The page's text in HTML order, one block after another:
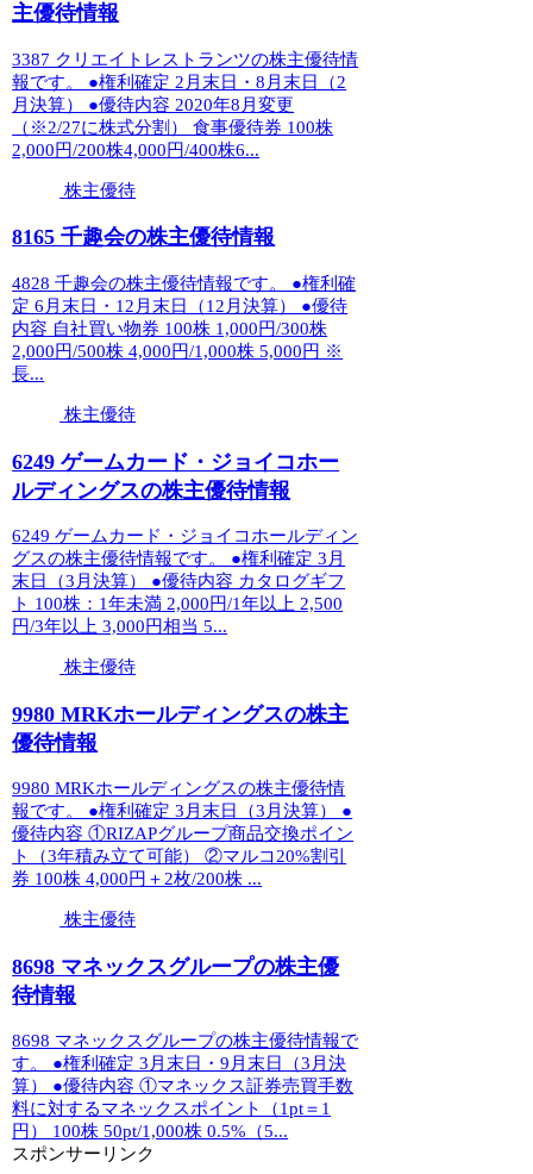
主優待情報
3387 クリエイトレストランツの株主優待情
報です。 ●権利確定 2月末日・8月末日（2
月決算） ●優待内容 2020年8月変更
（※2/27に株式分割） 食事優待券 100株
2,000円/200株4,000円/400株6...
株主優待
8165 千趣会の株主優待情報
4828 千趣会の株主優待情報です。 ●権利確
定 6月末日・12月末日（12月決算） ●優待
内容 自社買い物券 100株 1,000円/300株
2,000円/500株 4,000円/1,000株 5,000円 ※
長...
株主優待
6249 ゲームカード・ジョイコホー
ルディングスの株主優待情報
6249 ゲームカード・ジョイコホールディン
グスの株主優待情報です。 ●権利確定 3月
末日（3月決算） ●優待内容 カタログギフ
ト 100株：1年未満 2,000円/1年以上 2,500
円/3年以上 3,000円相当 5...
株主優待
9980 MRKホールディングスの株主
優待情報
9980 MRKホールディングスの株主優待情
報です。 ●権利確定 3月末日（3月決算） ●
優待内容 ①RIZAPグループ商品交換ポイン
ト（3年積み立て可能） ②マルコ20%割引
券 100株 4,000円＋2枚/200株 ...
株主優待
8698 マネックスグループの株主優
待情報
8698 マネックスグループの株主優待情報で
す。 ●権利確定 3月末日・9月末日（3月決
算） ●優待内容 ①マネックス証券売買手数
料に対するマネックスポイント（1pt＝1
円） 100株 50pt/1,000株 0.5%（5...
スポンサーリンク